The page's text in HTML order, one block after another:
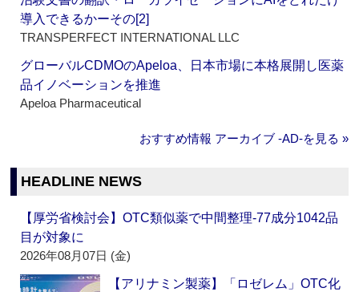
導入できるかーその[2]
TRANSPERFECT INTERNATIONAL LLC
グローバルCDMOのApeloa、日本市場に本格展開し医薬
品イノベーションを推進
Apeloa Pharmaceutical
おすすめ情報 アーカイブ ‐AD‐を見る »
HEADLINE NEWS
【厚労省検討会】OTC類似薬で中間整理‐77成分1042品
目が対象に
2026年08月07日 (金)
【アリナミン製薬】「ロゼレム」OTC化